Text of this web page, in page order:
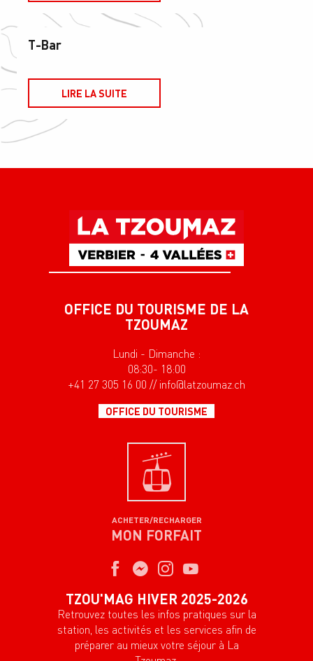
T-Bar
LIRE LA SUITE
OFFICE DU TOURISME DE LA
TZOUMAZ
Lundi - Dimanche :
08:30- 18:00
+41 27 305 16 00 // info@latzoumaz.ch
OFFICE DU TOURISME
ACHETER/RECHARGER
MON FORFAIT
TZOU'MAG HIVER 2025-2026
Retrouvez toutes les infos pratiques sur la
station, les activités et les services afin de
préparer au mieux votre séjour à La